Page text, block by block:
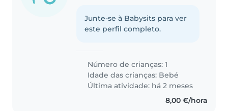
Junte-se à Babysits para ver
este perfil completo.
Número de crianças: 1
Idade das crianças: Bebé
Última atividade: há 2 meses
8,00 €/hora